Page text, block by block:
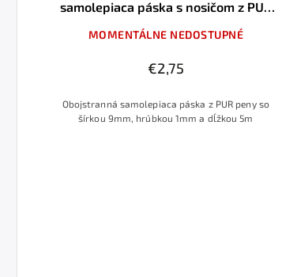
samolepiaca páska s nosičom z PUR
MOMENTÁLNE NEDOSTUPNÉ
€2,75
Obojstranná samolepiaca páska z PUR peny so
šírkou 9mm, hrúbkou 1mm a dĺžkou 5m